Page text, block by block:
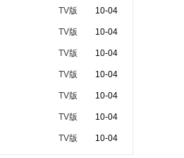
10-04
TV版
10-04
TV版
10-04
TV版
10-04
TV版
10-04
TV版
10-04
TV版
10-04
TV版